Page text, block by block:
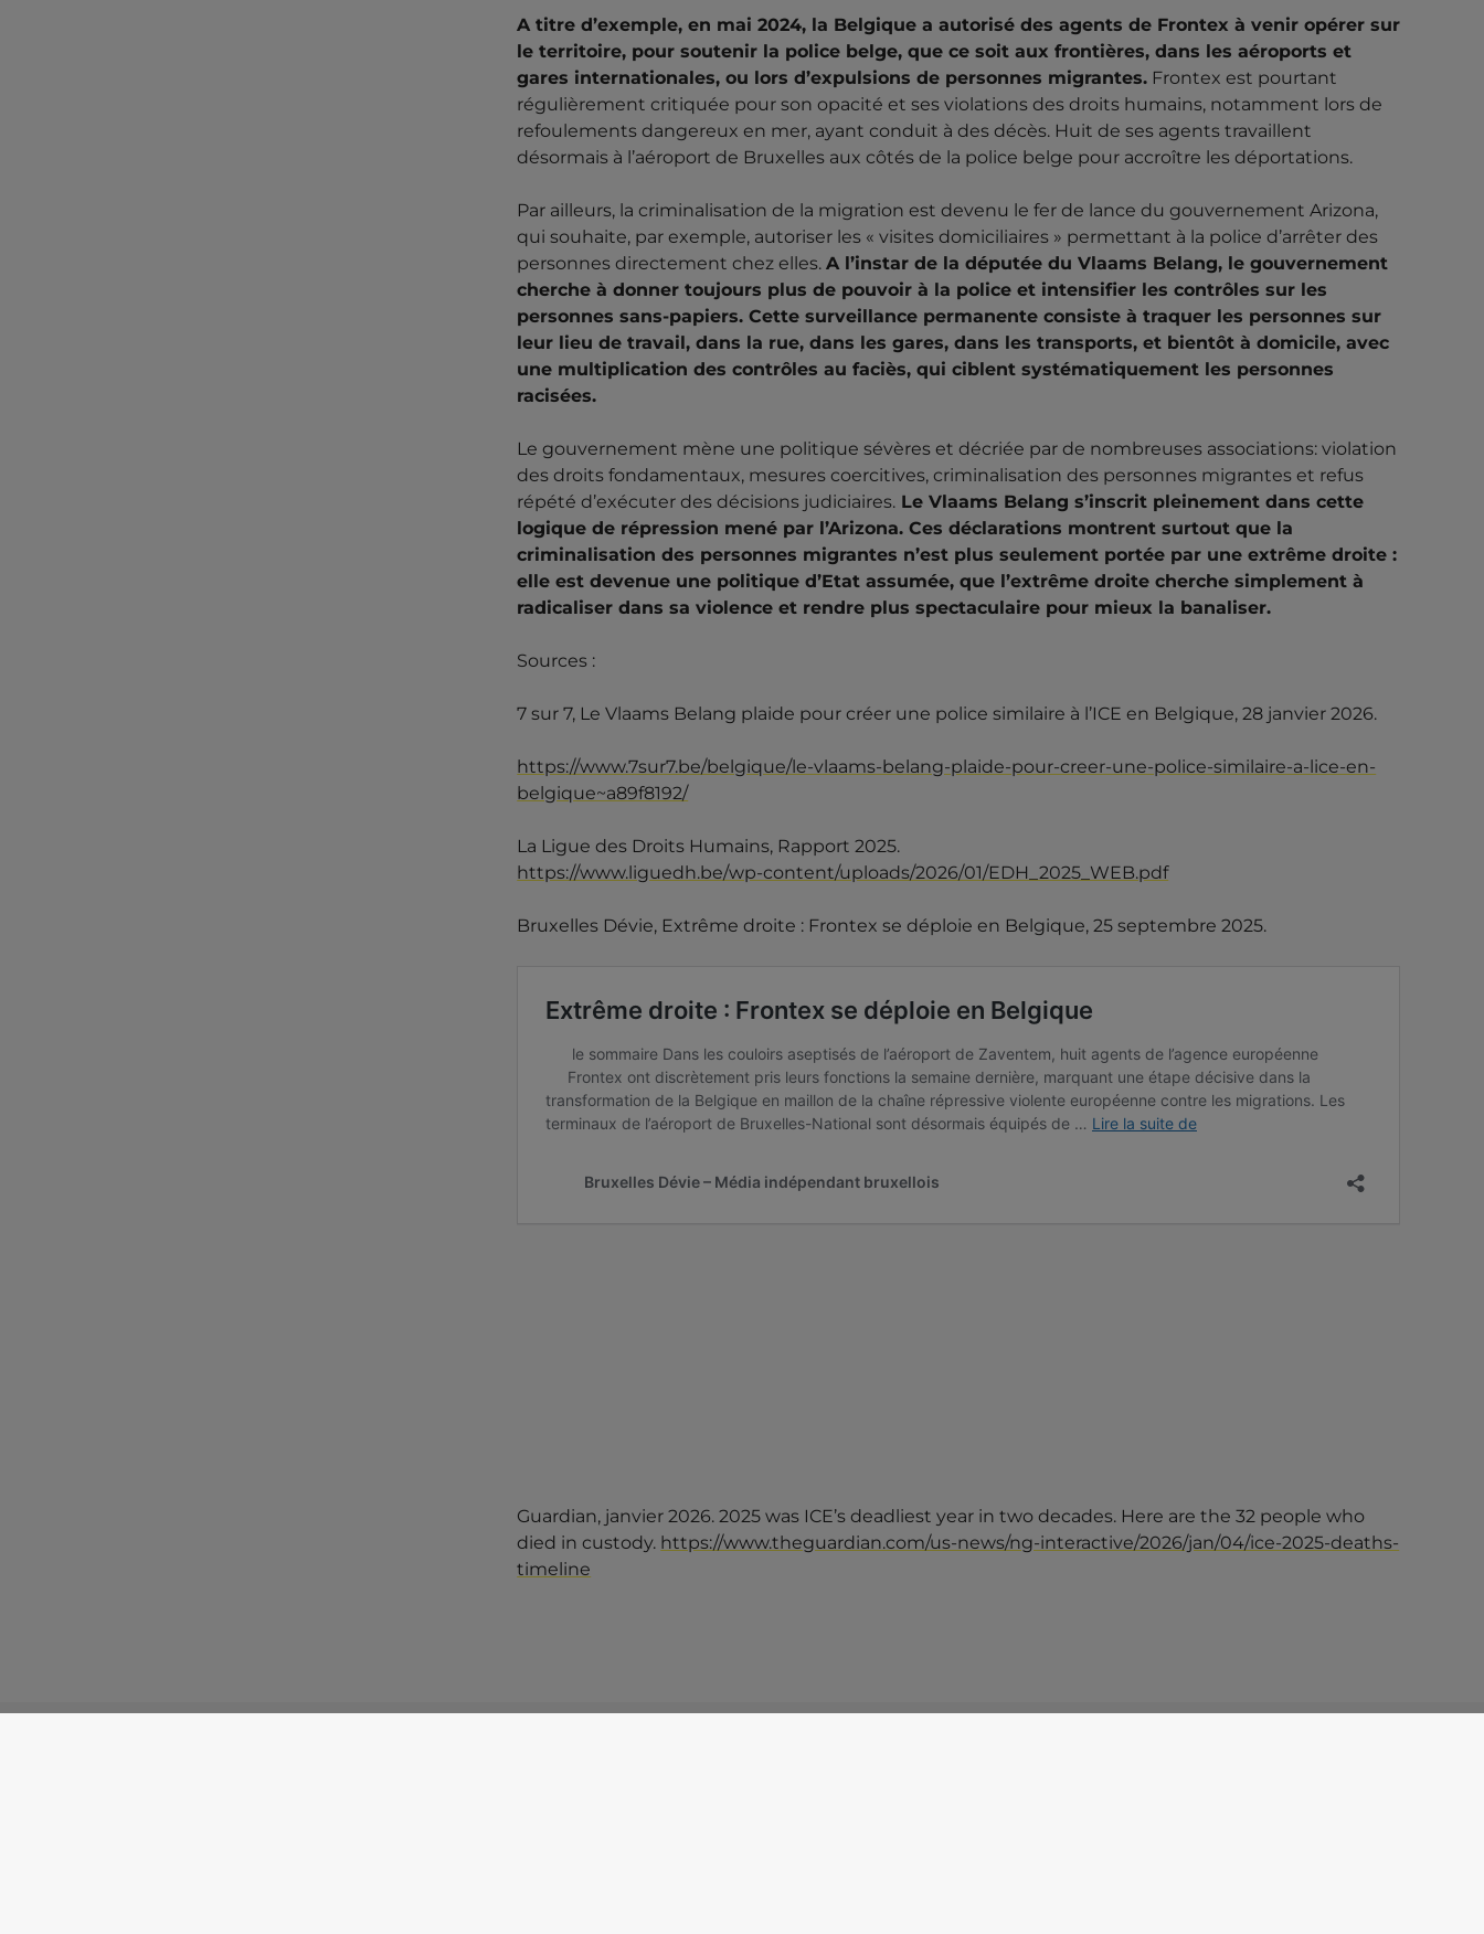
A titre d’exemple, en mai 2024, la Belgique a autorisé des agents de Frontex à venir opérer sur
le territoire, pour soutenir la police belge, que ce soit aux frontières, dans les aéroports et
gares internationales, ou lors d’expulsions de personnes migrantes. Frontex est pourtant
régulièrement critiquée pour son opacité et ses violations des droits humains, notamment lors de
refoulements dangereux en mer, ayant conduit à des décès. Huit de ses agents travaillent
désormais à l’aéroport de Bruxelles aux côtés de la police belge pour accroître les déportations.
Par ailleurs, la criminalisation de la migration est devenu le fer de lance du gouvernement Arizona,
qui souhaite, par exemple, autoriser les « visites domiciliaires » permettant à la police d’arrêter des
personnes directement chez elles.A l’instar de la députée du Vlaams Belang, le gouvernement
cherche à donner toujours plus de pouvoir à la police et intensifier les contrôles sur les
personnes sans-papiers. Cette surveillance permanente consiste à traquer les personnes sur
leur lieu de travail, dans la rue, dans les gares, dans les transports, et bientôt à domicile, avec
une multiplication des contrôles au faciès, qui ciblent systématiquement les personnes
racisées.
Le gouvernement mène une politique sévères et décriée par de nombreuses associations: violation
des droits fondamentaux, mesures coercitives, criminalisation des personnes migrantes et refus
répété d’exécuter des décisions judiciaires. Le Vlaams Belang s’inscrit pleinement dans cette
logique de répression mené par l’Arizona. Ces déclarations montrent surtout que la
criminalisation des personnes migrantes n’est plus seulement portée par une extrême droite :
elle est devenue une politique d’Etat assumée, que l’extrême droite cherche simplement à
radicaliser dans sa violence et rendre plus spectaculaire pour mieux la banaliser.
Sources :
7 sur 7, Le Vlaams Belang plaide pour créer une police similaire à l’ICE en Belgique, 28 janvier 2026.
https://www.7sur7.be/belgique/le-vlaams-belang-plaide-pour-creer-une-police-similaire-a-lice-en-
belgique~a89f8192/
La Ligue des Droits Humains, Rapport 2025.
https://www.liguedh.be/wp-content/uploads/2026/01/EDH_2025_WEB.pdf
Bruxelles Dévie, Extrême droite : Frontex se déploie en Belgique, 25 septembre 2025.
Guardian, janvier 2026. 2025 was ICE’s deadliest year in two decades. Here are the 32 people who
died in custody. https://www.theguardian.com/us-news/ng-interactive/2026/jan/04/ice-2025-deaths-
timeline